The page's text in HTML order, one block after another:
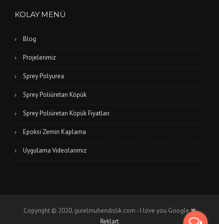
KOLAY MENÜ
Blog
Projelerimiz
Sprey Polyurea
Sprey Poliüretan Köpük
Sprey Poliüretan Köpük Fiyatları
Epoksi Zemin Kaplama
Uygulama Videolarımız
Copyright © 2020, gurelmuhendislik.com - I love you Google ❤
Reklart